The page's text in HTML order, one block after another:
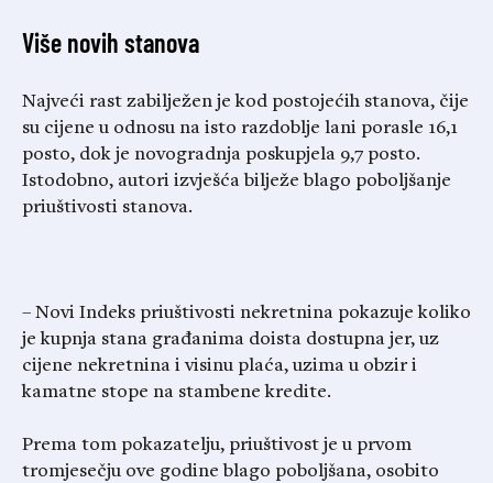
Više novih stanova
Najveći rast zabilježen je kod postojećih stanova, čije
su cijene u odnosu na isto razdoblje lani porasle 16,1
posto, dok je novogradnja poskupjela 9,7 posto.
Istodobno, autori izvješća bilježe blago poboljšanje
priuštivosti stanova.
– Novi Indeks priuštivosti nekretnina pokazuje koliko
je kupnja stana građanima doista dostupna jer, uz
cijene nekretnina i visinu plaća, uzima u obzir i
kamatne stope na stambene kredite.
Prema tom pokazatelju, priuštivost je u prvom
tromjesečju ove godine blago poboljšana, osobito